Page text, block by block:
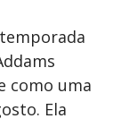
como uma
Ela